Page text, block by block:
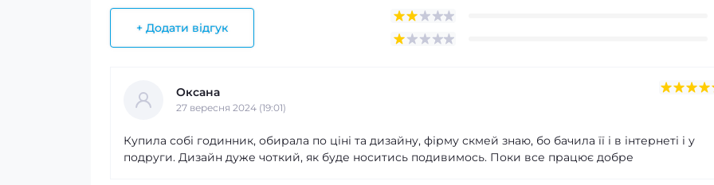
+ Додати відгук
Оксана
27 вересня 2024 (19:01)
Купила собі годинник, обирала по ціні та дизайну, фірму скмей знаю, бо бачила її і в інтернеті і у
подруги. Дизайн дуже чоткий, як буде носитись подивимось. Поки все працює добре